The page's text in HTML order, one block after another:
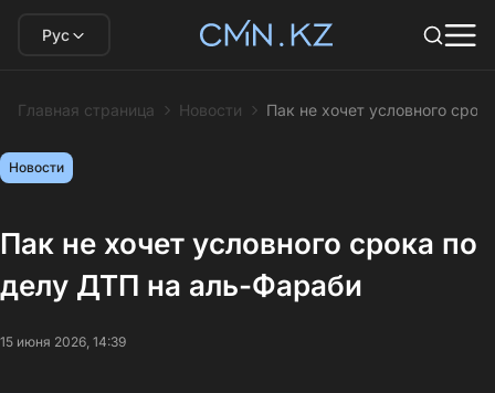
Рус
Главная страница Новости Пак не хочет условного
Новости
Пак не хочет условного срока по
делу ДТП на аль-Фараби
15 июня 2026, 14:39